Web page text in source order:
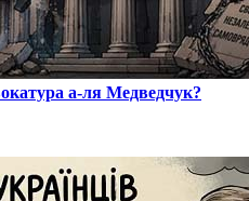
а-ля Медведчук?